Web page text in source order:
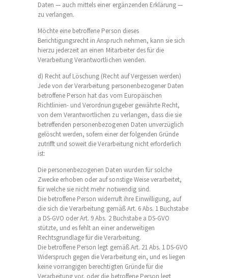
Daten — auch mittels einer ergänzenden Erklärung —
zu verlangen.
Möchte eine betroffene Person dieses
Berichtigungsrecht in Anspruch nehmen, kann sie sich
hierzu jederzeit an einen Mitarbeiter des für die
Verarbeitung Verantwortlichen wenden.
d) Recht auf Löschung (Recht auf Vergessen werden)
Jede von der Verarbeitung personenbezogener Daten
betroffene Person hat das vom Europäischen
Richtlinien- und Verordnungsgeber gewährte Recht,
von dem Verantwortlichen zu verlangen, dass die sie
betreffenden personenbezogenen Daten unverzüglich
gelöscht werden, sofern einer der folgenden Gründe
zutrifft und soweit die Verarbeitung nicht erforderlich
ist:
Die personenbezogenen Daten wurden für solche
Zwecke erhoben oder auf sonstige Weise verarbeitet,
für welche sie nicht mehr notwendig sind.
Die betroffene Person widerruft ihre Einwilligung, auf
die sich die Verarbeitung gemäß Art. 6 Abs. 1 Buchstabe
a DS-GVO oder Art. 9 Abs. 2 Buchstabe a DS-GVO
stützte, und es fehlt an einer anderweitigen
Rechtsgrundlage für die Verarbeitung.
Die betroffene Person legt gemäß Art. 21 Abs. 1 DS-GVO
Widerspruch gegen die Verarbeitung ein, und es liegen
keine vorrangigen berechtigten Gründe für die
Verarbeitung vor, oder die betroffene Person legt